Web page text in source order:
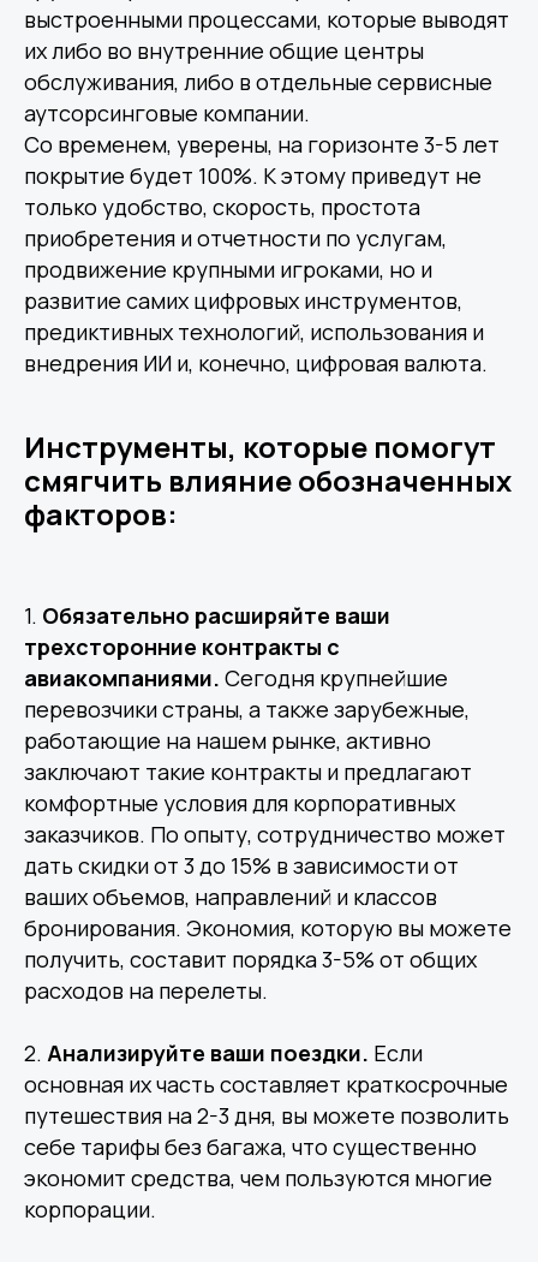
выстроенными процессами, которые выводят
их либо во внутренние общие центры
обслуживания, либо в отдельные сервисные
аутсорсинговые компании.
Со временем, уверены, на горизонте 3-5 лет
покрытие будет 100%. К этому приведут не
только удобство, скорость, простота
приобретения и отчетности по услугам,
продвижение крупными игроками, но и
развитие самих цифровых инструментов,
предиктивных технологий, использования и
внедрения ИИ и, конечно, цифровая валюта.
Инструменты, которые помогут
смягчить влияние обозначенных
факторов:
1. Обязательно расширяйте ваши
трехсторонние контракты с
авиакомпаниями. Сегодня крупнейшие
перевозчики страны, а также зарубежные,
работающие на нашем рынке, активно
заключают такие контракты и предлагают
комфортные условия для корпоративных
заказчиков. По опыту, сотрудничество может
дать скидки от 3 до 15% в зависимости от
ваших объемов, направлений и классов
бронирования. Экономия, которую вы можете
получить, составит порядка 3-5% от общих
расходов на перелеты.
2. Анализируйте ваши поездки. Если
основная их часть составляет краткосрочные
путешествия на 2-3 дня, вы можете позволить
себе тарифы без багажа, что существенно
экономит средства, чем пользуются многие
корпорации.